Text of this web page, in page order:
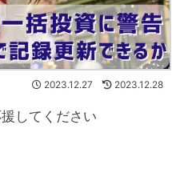
2023.12.27 2023.12.28
してください